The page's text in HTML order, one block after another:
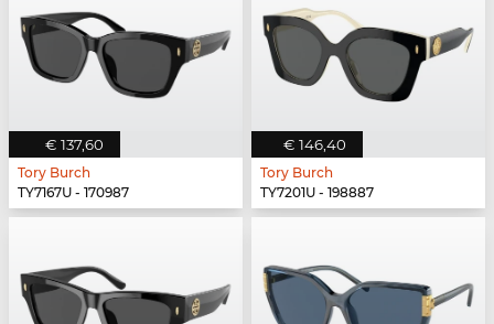
€ 137,60
Tory Burch
TY7167U - 170987
€ 146,40
Tory Burch
TY7201U - 198887